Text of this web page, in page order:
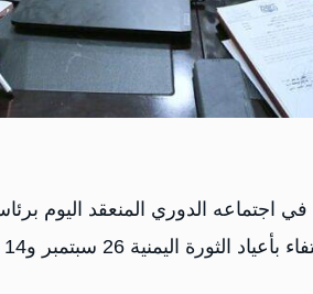
اجتماعه الدوري المنعقد اليوم
26 سبتمبر و14 اكتوبر و30 نوفمبر.